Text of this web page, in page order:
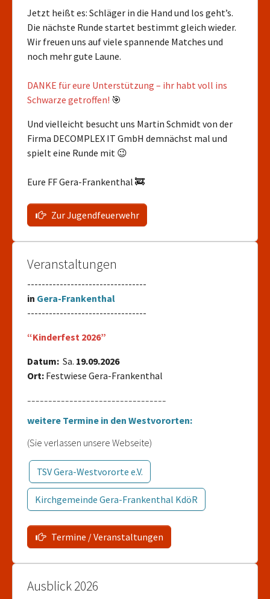
Jetzt heißt es: Schläger in die Hand und los geht’s.
Die nächste Runde startet bestimmt gleich wieder.
Wir freuen uns auf viele spannende Matches und
noch mehr gute Laune.
DANKE für eure Unterstützung – ihr habt voll ins
Schwarze getroffen! 🎯
Und vielleicht besucht uns Martin Schmidt von der
Firma DECOMPLEX IT GmbH demnächst mal und
spielt eine Runde mit 😉
Eure FF Gera-Frankenthal 🚒
Zur Jugendfeuerwehr
Veranstaltungen
---------------------------------
in Gera-Frankenthal
---------------------------------
“Kinderfest 2026”
Datum: Sa. 19.09.2026
Ort: Festwiese Gera-Frankenthal
---------------------------------
weitere Termine in den Westvororten:
(Sie verlassen unsere Webseite)
TSV Gera-Westvororte e.V.
Kirchgemeinde Gera-Frankenthal KdöR
Termine / Veranstaltungen
Ausblick 2026